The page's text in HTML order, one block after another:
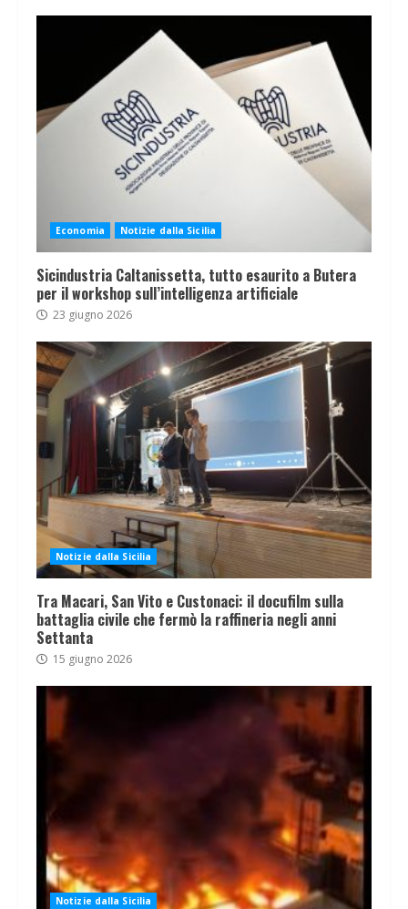
Economia Notizie dalla Sicilia
Sicindustria Caltanissetta, tutto esaurito a Butera
per il workshop sull’intelligenza artificiale
23 giugno 2026
Notizie dalla Sicilia
Tra Macari, San Vito e Custonaci: il docufilm sulla
battaglia civile che fermò la raffineria negli anni
Settanta
15 giugno 2026
Notizie dalla Sicilia